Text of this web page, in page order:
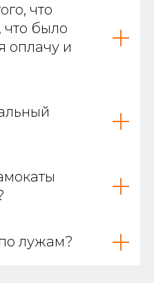
что
что было
оплачу и
лужам?